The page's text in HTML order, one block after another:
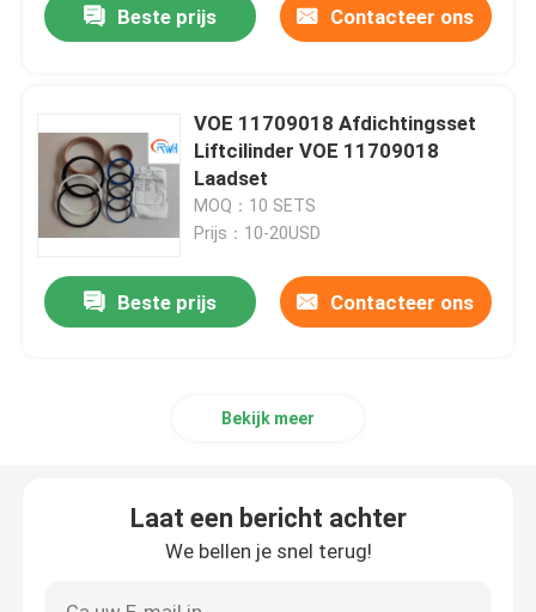
Beste prijs Contacteer ons
VOE 11709018 Afdichtingsset
Liftcilinder VOE 11709018
Laadset
MOQ：10 SETS
Prijs：10-20USD
Beste prijs Contacteer ons
Bekijk meer
Laat een bericht achter
We bellen je snel terug!